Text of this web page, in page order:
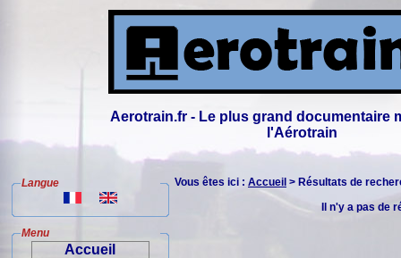
Aerotrain.fr - Le plus grand documentaire
l'Aérotrain
Langue
Menu
Accueil
Vous êtes ici : Accueil > Résultats de
Il n'y a pas